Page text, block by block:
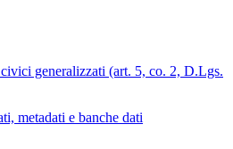
generalizzati (art. 5, co. 2, D.Lgs.
metadati e banche dati